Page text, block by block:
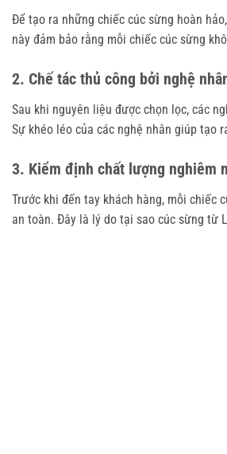
Để tạo ra những chiếc cúc sừng hoàn
này đảm bảo rằng mỗi chiếc cúc sừng
2. Chế tác thủ công bởi nghệ
Sau khi nguyên liệu được chọn lọc, các
Sự khéo léo của các nghệ nhân giúp tạo
3. Kiểm định chất lượng nghiêm
Trước khi đến tay khách hàng, mỗi chiếc
an toàn. Đây là lý do tại sao cúc sừng từ